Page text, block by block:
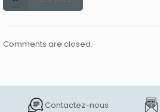
Comments are closed.
Contactez-nous